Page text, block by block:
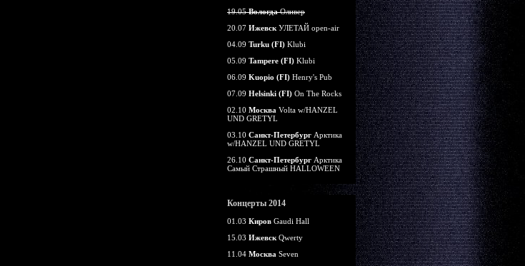
19.05ВологдаОливер
20.07 Ижевск УЛЕТАЙ open-air
04.09 Turku (FI) Klubi
05.09 Tampere (FI) Klubi
06.09 Kuopio (FI) Henry's Pub
07.09 Helsinki (FI) On The Rocks
02.10 Москва Volta w/HANZEL
UND GRETYL
03.10 Санкт-Петербург Арктика
w/HANZEL UND GRETYL
26.10 Санкт-Петербург Арктика
Самый Страшный HALLOWEEN
Концерты 2014
01.03 Киров Gaudi Hall
15.03 Ижевск Qwerty
11.04 Москва Seven